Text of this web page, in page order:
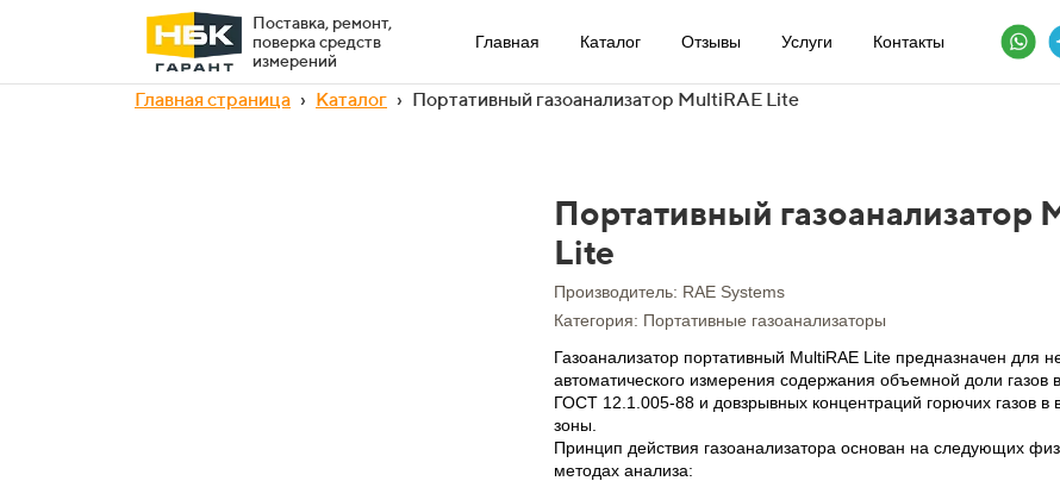
Поставка, ремонт,
поверка средств
измерений
Главная Каталог Отзывы Услуги Контакты
Главная страница › Каталог › Портативный газоанализатор MultiRAE Lite
Портативный газоанализатор
Lite
Производитель: RAE Systems
Категория: Портативные газоанализаторы
Газоанализатор портативный MultiRAE Lite предназначен для
автоматического измерения содержания объемной доли газов в
ГОСТ 12.1.005-88 и довзрывных концентраций горючих газов в
зоны.
Принцип действия газоанализатора основан на следующих
методах анализа: